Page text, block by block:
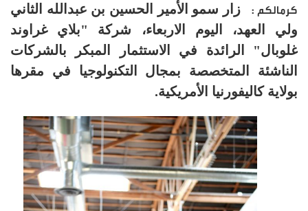
كرمالكم :
زار سمو الأمير الحسين بن عبدالله الثاني
ولي العهد، اليوم الاربعاء، شركة "بلاي غراوند
غلوبال" الرائدة في الاستثمار المبكر بالشركات
الناشئة المتخصصة بمجال التكنولوجيا في مقرها
بولاية كاليفورنيا الأمريكية.